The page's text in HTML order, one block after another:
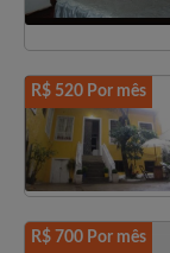
R$ 520 Por mês
R$ 700 Por mês